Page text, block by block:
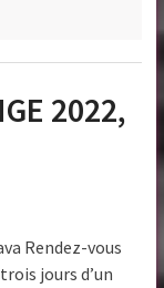
2022,
Rendez-vous
jours d’un